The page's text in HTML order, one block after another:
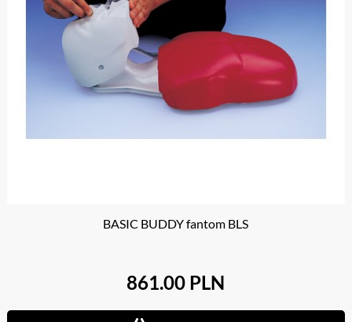
BASIC BUDDY fantom BLS
861.00 PLN